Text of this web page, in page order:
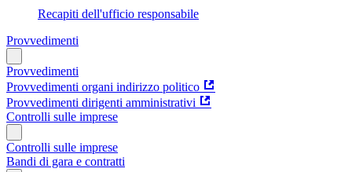
Recapiti dell'ufficio responsabile
Provvedimenti
Provvedimenti
Provvedimenti organi indirizzo politico
Provvedimenti dirigenti amministrativi
Controlli sulle imprese
Controlli sulle imprese
Bandi di gara e contratti